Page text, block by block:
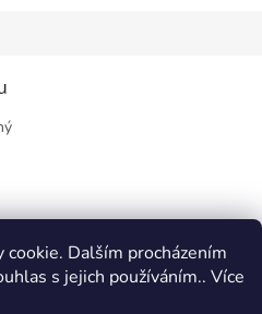
Dalším procházením
s jejich používáním.. Více